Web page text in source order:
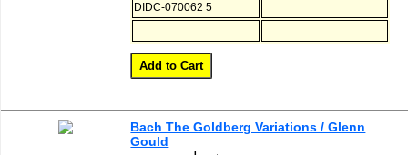
DIDC-070062 5
Bach The Goldberg Variations / Glenn
Gould